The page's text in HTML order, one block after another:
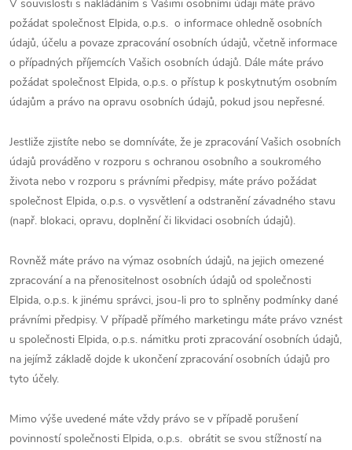
V souvislosti s nakládáním s Vašimi osobními údaji máte právo
požádat společnost Elpida, o.p.s. o informace ohledně osobních
údajů, účelu a povaze zpracování osobních údajů, včetně informace
o případných příjemcích Vašich osobních údajů. Dále máte právo
požádat společnost Elpida, o.p.s. o přístup k poskytnutým osobním
údajům a právo na opravu osobních údajů, pokud jsou nepřesné.
Jestliže zjistíte nebo se domníváte, že je zpracování Vašich osobních
údajů prováděno v rozporu s ochranou osobního a soukromého
života nebo v rozporu s právními předpisy, máte právo požádat
společnost Elpida, o.p.s. o vysvětlení a odstranění závadného stavu
(např. blokaci, opravu, doplnění či likvidaci osobních údajů).
Rovněž máte právo na výmaz osobních údajů, na jejich omezené
zpracování a na přenositelnost osobních údajů od společnosti
Elpida, o.p.s. k jinému správci, jsou-li pro to splněny podmínky dané
právními předpisy. V případě přímého marketingu máte právo vznést
u společnosti Elpida, o.p.s. námitku proti zpracování osobních údajů,
na jejímž základě dojde k ukončení zpracování osobních údajů pro
tyto účely.
Mimo výše uvedené máte vždy právo se v případě porušení
povinností společnosti Elpida, o.p.s. obrátit se svou stížností na